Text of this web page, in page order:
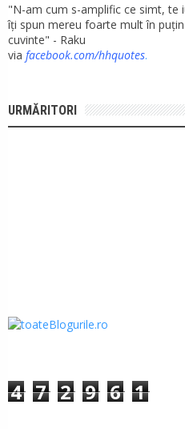
"N-am cum s-amplific ce simt, te
îți spun mereu foarte mult în
cuvinte" - Raku
via facebook.com/hhquotes.
URMĂRITORI
4 7 2 9 6 1